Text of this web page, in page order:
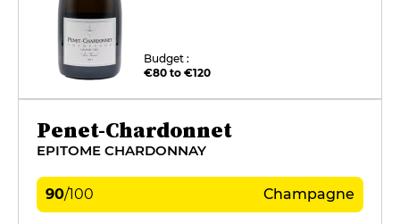
Budget :
€80 to €120
Penet-Chardonnet
EPITOME CHARDONNAY
90/100 Champagne